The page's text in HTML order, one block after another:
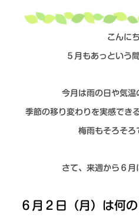
企業情報
こんに
５月もあっという
今月は雨の日や気温
季節の移り変わりを実感でき
梅雨もそろそろ
さて、来週から６
６月２日（月）は何